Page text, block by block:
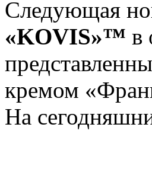
Следующая
«KOVIS»™ в
кремом
На